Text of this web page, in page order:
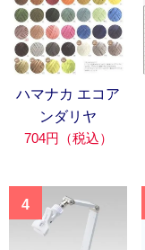
ハマナカ エコア
ンダリヤ
704円（税込）
4